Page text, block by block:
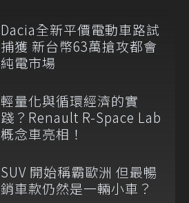
Dacia全新平價電動車路試
捕獲 新台幣63萬搶攻都會
純電市場
輕量化與循環經濟的實
踐？Renault R-Space Lab
概念車亮相！
SUV 開始稱霸歐洲 但最暢
銷車款仍然是一輛小車？